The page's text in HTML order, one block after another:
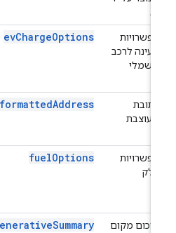
אפשרויות
טעינה לרכב
חשמלי
evChargeOptions
כתובת
מעוצבת
formattedAddress
אפשרויות
fuelOptions
סיכום מקום
generativeSummary